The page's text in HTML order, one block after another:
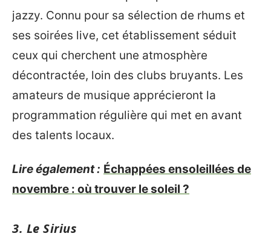
jazzy. Connu pour sa sélection de rhums et
ses soirées live, cet établissement séduit
ceux qui cherchent une atmosphère
décontractée, loin des clubs bruyants. Les
amateurs de musique apprécieront la
programmation régulière qui met en avant
des talents locaux.
Lire également : Échappées ensoleillées de
novembre : où trouver le soleil ?
3. Le Sirius